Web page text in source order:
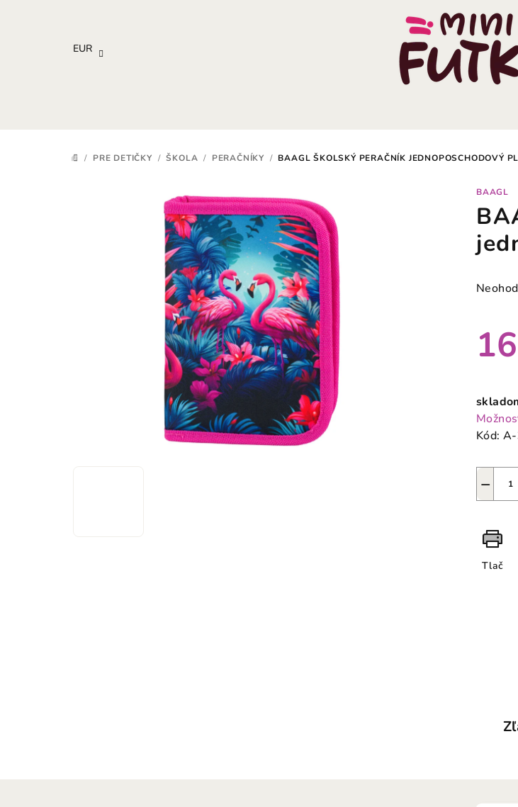
EUR
DOMOV
/ PRE DETIČKY / ŠKOLA / PERAČNÍKY / BAAGL ŠKOLSKÝ PERAČNÍK JEDNOPOSCHODOVÝ
BAAGL
je
0,0
cena:
Kód:
−
Tlač